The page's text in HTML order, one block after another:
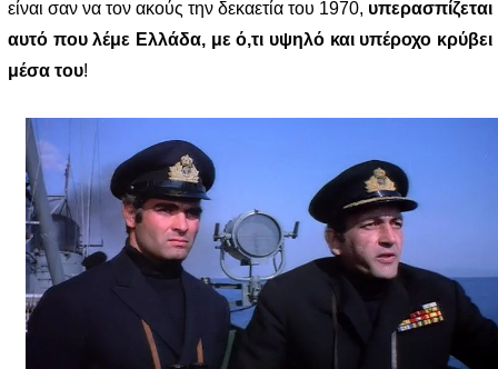
είναι σαν να τον ακούς την δεκαετία του 1970, υπερασπίζεται
αυτό που λέμε Ελλάδα, με ό,τι υψηλό και υπέροχο κρύβει
μέσα του!